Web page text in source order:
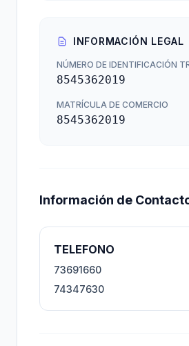
INFORMACIÓN LEGAL
NÚMERO DE IDENTIFICACIÓN
8545362019
MATRÍCULA DE COMERCIO
8545362019
Información de
TELEFONO
73691660
74347630